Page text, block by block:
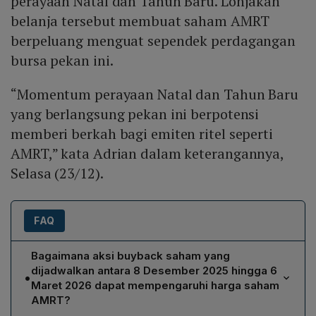
belanja tersebut membuat saham AMRT
berpeluang menguat sependek perdagangan
bursa pekan ini.
“Momentum perayaan Natal dan Tahun Baru
yang berlangsung pekan ini berpotensi
memberi berkah bagi emiten ritel seperti
AMRT,” kata Adrian dalam keterangannya,
Selasa (23/12).
FAQ
•
Bagaimana aksi buyback saham yang
dijadwalkan antara 8 Desember 2025 hingga 6
Maret 2026 dapat mempengaruhi harga saham
AMRT?